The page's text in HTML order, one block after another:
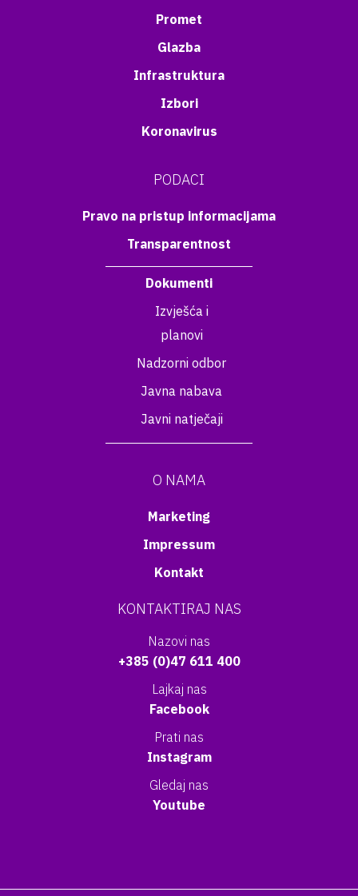
Promet
Glazba
Infrastruktura
Izbori
Koronavirus
PODACI
Pravo na pristup informacijama
Transparentnost
Dokumenti
Izvješća i
planovi
Nadzorni odbor
Javna nabava
Javni natječaji
O NAMA
Marketing
Impressum
Kontakt
KONTAKTIRAJ NAS
Nazovi nas
+385 (0)47 611 400
Lajkaj nas
Facebook
Prati nas
Instagram
Gledaj nas
Youtube